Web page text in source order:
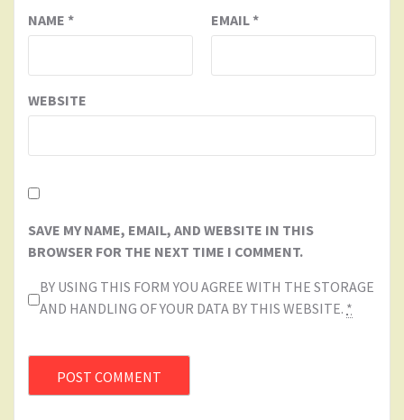
NAME * EMAIL*
WEBSITE
SAVE MY NAME, EMAIL, AND WEBSITE IN THIS
BROWSER FOR THE NEXT TIME I COMMENT.
BY USING THIS FORM YOU AGREE WITH THE STORAGE
AND HANDLING OF YOUR DATA BY THIS WEBSITE. *